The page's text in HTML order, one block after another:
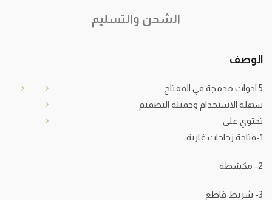
الشحن والتسليم
الوصف
5 ادوات مدمجة في المفتاح
سهلة الاستخدام وجميلة التصميم
تحتوي على
1-فتاحة زجاجات غازية
2- مكشطة
3- شريط قاطع